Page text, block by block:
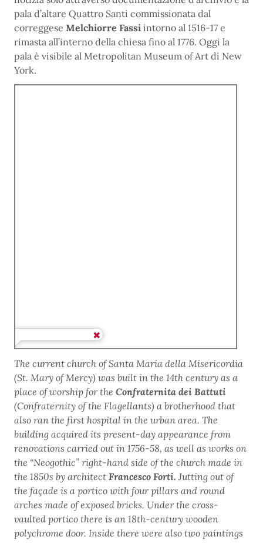
pala d’altare Quattro Santi commissionata dal
correggese Melchiorre Fassi intorno al 1516-17 e
rimasta all’interno della chiesa fino al 1776. Oggi la
pala è visibile al Metropolitan Museum of Art di New
York.
The current church of Santa Maria della Misericordia
(St. Mary of Mercy) was built in the 14th century as a
place of worship for the Confraternita dei Battuti
(Confraternity of the Flagellants) a brotherhood that
also ran the first hospital in the urban area. The
building acquired its present-day appearance from
renovations carried out in 1756-58, as well as works on
the “Neogothic” right-hand side of the church made in
the 1850s by architect Francesco Forti. Jutting out of
the façade is a portico with four pillars and round
arches made of exposed bricks. Under the cross-
vaulted portico there is an 18th-century wooden
polychrome door. Inside there were also two paintings